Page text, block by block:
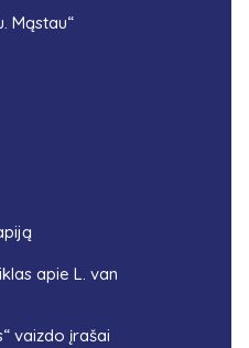
Mąstau“
apie L. van
vaizdo įrašai